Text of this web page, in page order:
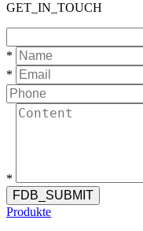
GET_IN_TOUCH
*
*
*
FDB_SUBMIT
Produkte